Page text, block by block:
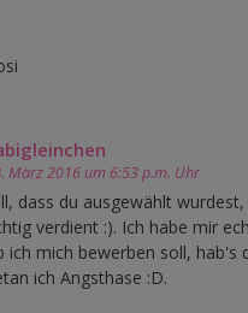
März 2016 um 6:53 p.m. Uhr
dass du ausgewählt
verdient :). Ich habe mir
ich mich bewerben soll, hab's
ich Angsthase :D.